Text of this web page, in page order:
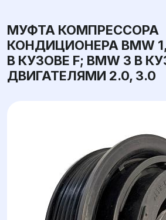
МУФТА КОМПРЕССОРА
КОНДИЦИОНЕРА BMW
В КУЗОВЕ F; BMW 3 В
ДВИГАТЕЛЯМИ 2.0, 3.0